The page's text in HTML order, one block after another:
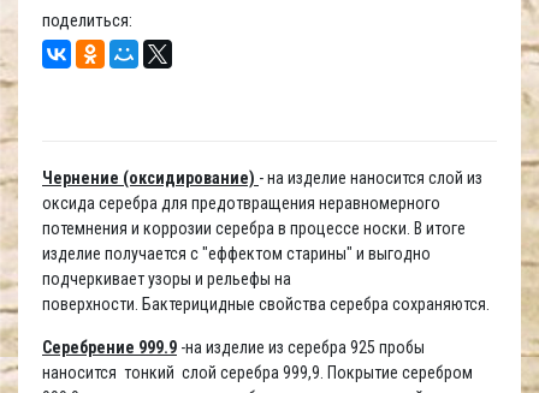
поделиться:
Чернение (оксидирование) - на изделие наносится слой из
оксида серебра для предотвращения неравномерного
потемнения и коррозии серебра в процессе носки. В итоге
изделие получается с "еффектом старины" и выгодно
подчеркивает узоры и рельефы на
поверхности. Бактерицидные свойства серебра сохраняются.
Серебрение 999.9 -на изделие из серебра 925 пробы
наносится тонкий слой серебра 999,9. Покрытие серебром